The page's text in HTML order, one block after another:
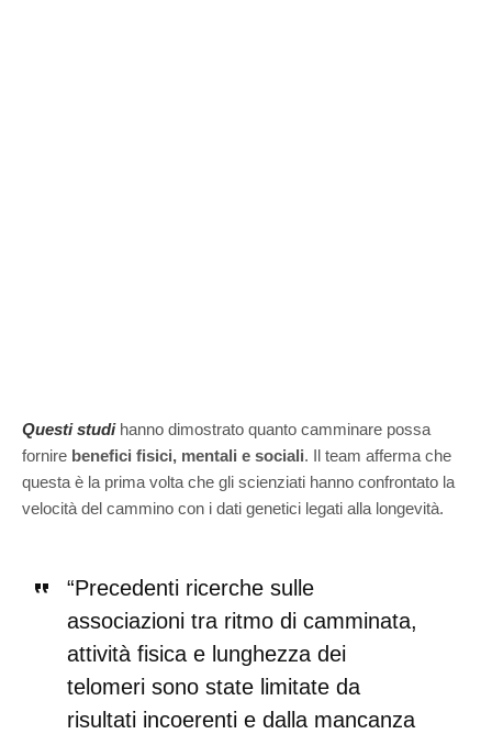
Questi studihanno dimostrato quanto camminare possa
fornire benefici fisici, mentali e sociali. Il team afferma che
questa è la prima volta che gli scienziati hanno confrontato la
velocità del cammino con i dati genetici legati alla longevità.
“Precedenti ricerche sulle
associazioni tra ritmo di camminata,
attività fisica e lunghezza dei
telomeri sono state limitate da
risultati incoerenti e dalla mancanza